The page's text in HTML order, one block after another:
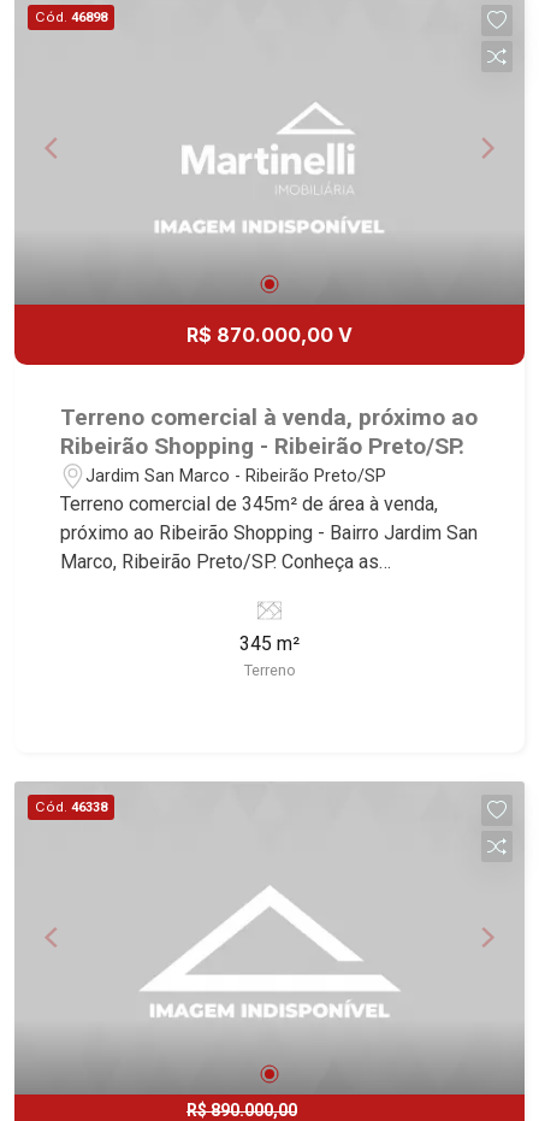
Avenida João Fiúsa, 1051 - Alto da Boa Vista
Cód. 46898
R$ 870.000,00 V
Terreno comercial à venda, próximo ao
Ribeirão Shopping - Ribeirão Preto/SP.
Jardim San Marco - Ribeirão Preto/SP
Terreno comercial de 345m² de área à venda,
próximo ao Ribeirão Shopping - Bairro Jardim San
Marco, Ribeirão Preto/SP. Conheça as
Imobiliária selecionou para você: - 345m² de área
terreno - Plano - Ideal para empresas de grande
345 m²
Terreno
Cód. 46338
R$ 890.000,00